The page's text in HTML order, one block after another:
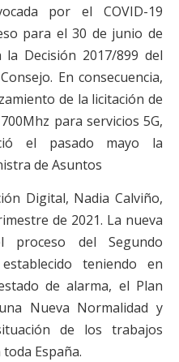
por el COVID-19
para el 30 de junio de
Decisión 2017/899 del
En consecuencia,
de la licitación de
para servicios 5G,
el pasado mayo la
de Asuntos
Digital, Nadia Calviño,
de 2021. La nueva
proceso del Segundo
teniendo en
de alarma, el Plan
Nueva Normalidad y
de los trabajos
España.